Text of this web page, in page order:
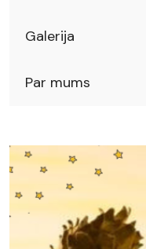
Galerija
Par mums